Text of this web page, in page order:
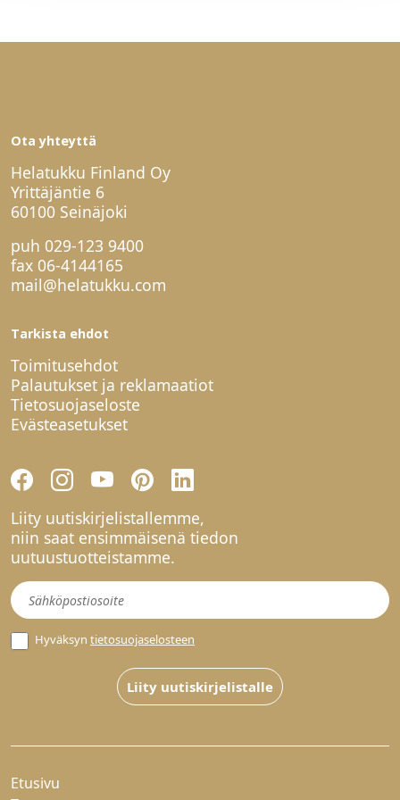
Ota yhteyttä
Helatukku Finland Oy
Yrittäjäntie 6
60100 Seinäjoki
puh 029-123 9400
fax 06-4144165
mail@helatukku.com
Tarkista ehdot
Toimitusehdot
Palautukset ja reklamaatiot
Tietosuojaseloste
Evästeasetukset
Liity uutiskirjelistallemme,
niin saat ensimmäisenä tiedon
uutuustuotteistamme.
Uutiskirje
Hyväksyn tietosuojaselosteen
Liity uutiskirjelistalle
Etusivu